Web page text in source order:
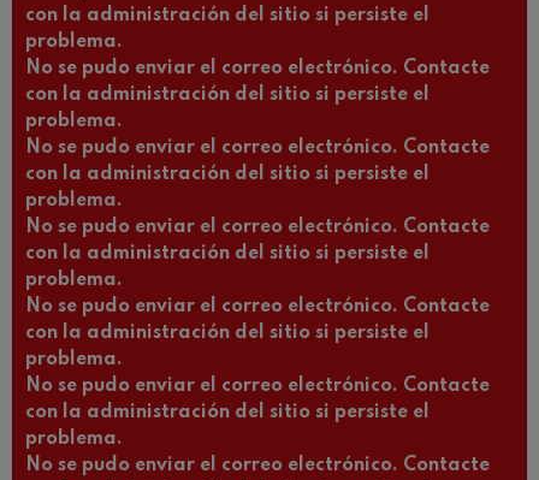
con la administración del sitio si persiste el
problema.
No se pudo enviar el correo electrónico. Contacte
con la administración del sitio si persiste el
problema.
No se pudo enviar el correo electrónico. Contacte
con la administración del sitio si persiste el
problema.
No se pudo enviar el correo electrónico. Contacte
con la administración del sitio si persiste el
problema.
No se pudo enviar el correo electrónico. Contacte
con la administración del sitio si persiste el
problema.
No se pudo enviar el correo electrónico. Contacte
con la administración del sitio si persiste el
problema.
No se pudo enviar el correo electrónico. Contacte